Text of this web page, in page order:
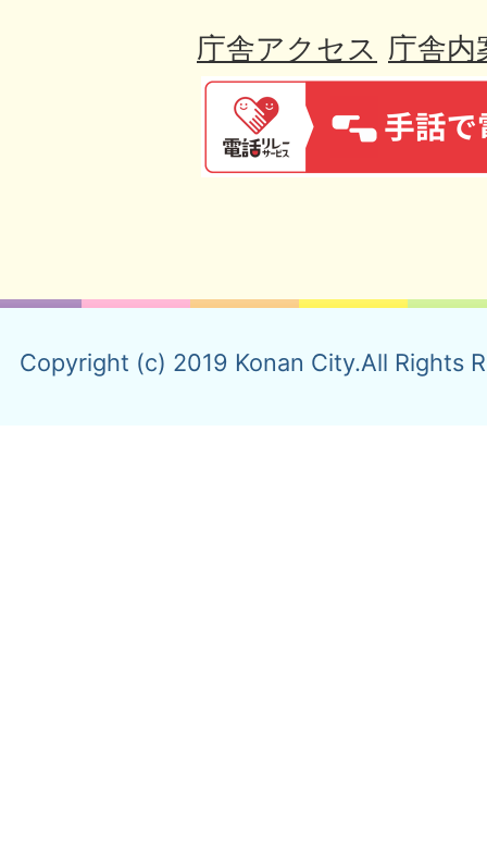
庁舎アクセス 庁舎内
Copyright (c) 2019 Konan City.All Rights